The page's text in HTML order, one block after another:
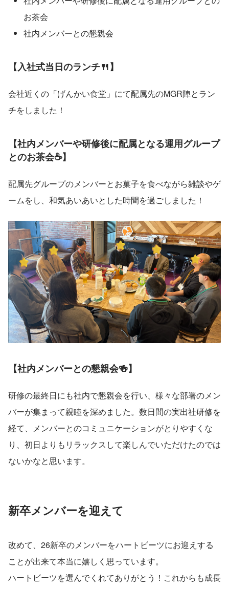
お茶会
社内メンバーとの懇親会
【入社式当日のランチ🍴】
会社近くの「げんかい食堂」にて配属先のMGR陣とラン
チをしました！
【社内メンバーや研修後に配属となる運用グループ
とのお茶会☕】
配属先グループのメンバーとお菓子を食べながら雑談やゲ
ームをし、和気あいあいとした時間を過ごしました！
【社内メンバーとの懇親会🍻】
研修の最終日にも社内で懇親会を行い、様々な部署のメン
バーが集まって親睦を深めました。数日間の実出社研修を
経て、メンバーとのコミュニケーションがとりやすくな
り、初日よりもリラックスして楽しんでいただけたのでは
ないかなと思います。
新卒メンバーを迎えて
改めて、26新卒のメンバーをハートビーツにお迎えする
ことが出来て本当に嬉しく思っています。
ハートビーツを選んでくれてありがとう！これからも成長